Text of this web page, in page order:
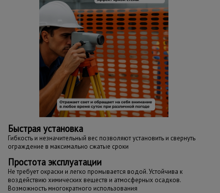
Быстрая установка
Гибкость и незначительный вес позволяют установить и свернуть
ограждение в максимально сжатые сроки
Простота эксплуатации
Не требует окраски и легко промывается водой. Устойчива к
воздействию химических веществ и атмосферных осадков.
Возможность многократного использования